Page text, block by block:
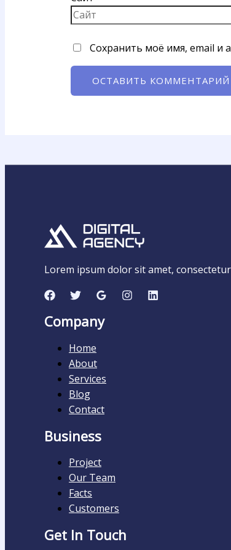
Сохранить моё имя, email и
Lorem ipsum dolor sit amet,
Company
Home
About
Services
Blog
Contact
Business
Project
Our Team
Facts
Customers
Get In Touch